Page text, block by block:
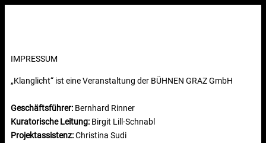
IMPRESSUM
„Klanglicht“ ist eine Veranstaltung der BÜHNEN GRAZ GmbH
Geschäftsführer: Bernhard Rinner
Kuratorische Leitung: Birgit Lill-Schnabl
Projektassistenz:Christina Sudi